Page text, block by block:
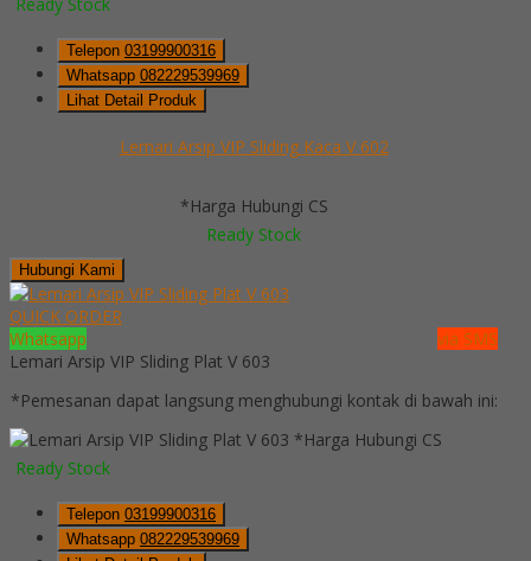
Telepon 03199900316
Whatsapp 082229539969
Lihat Detail Produk
Lemari Arsip VIP Sliding Kaca V 602
*Harga Hubungi CS
Ready Stock
Hubungi Kami
QUICK ORDER
Whatsapp
via SMS
Lemari Arsip VIP Sliding Plat V 603
*Pemesanan dapat langsung menghubungi kontak di bawah ini:
*Harga Hubungi CS
Ready Stock
Telepon 03199900316
Whatsapp 082229539969